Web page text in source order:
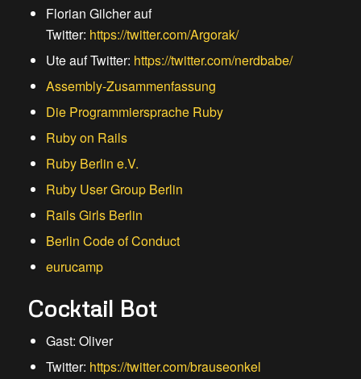
Florian Gilcher auf
Twitter: https://twitter.com/Argorak/
Ute auf Twitter: https://twitter.com/nerdbabe/
Assembly-Zusammenfassung
Die Programmiersprache Ruby
Ruby on Rails
Ruby Berlin e.V.
Ruby User Group Berlin
Rails Girls Berlin
Berlin Code of Conduct
eurucamp
Cocktail Bot
Gast: Oliver
Twitter: https://twitter.com/brauseonkel